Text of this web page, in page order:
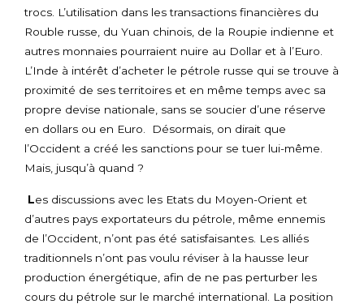
trocs. L’utilisation dans les transactions financières du
Rouble russe, du Yuan chinois, de la Roupie indienne et
autres monnaies pourraient nuire au Dollar et à l’Euro.
L’Inde à intérêt d’acheter le pétrole russe qui se trouve à
proximité de ses territoires et en même temps avec sa
propre devise nationale, sans se soucier d’une réserve
en dollars ou en Euro. Désormais, on dirait que
l’Occident a créé les sanctions pour se tuer lui-même.
Mais, jusqu’à quand ?
Les discussions avec les Etats du Moyen-Orient et
d’autres pays exportateurs du pétrole, même ennemis
de l’Occident, n’ont pas été satisfaisantes. Les alliés
traditionnels n’ont pas voulu réviser à la hausse leur
production énergétique, afin de ne pas perturber les
cours du pétrole sur le marché international. La position